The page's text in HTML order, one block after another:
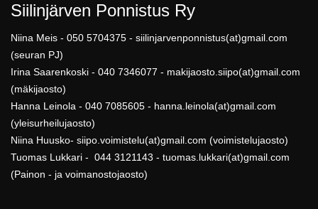
Siilinjärven Ponnistus Ry
Niina Meis - 050 5704375 - siilinjarvenponnistus(at)gmail.com
(seuran PJ)
Irina Saarenkoski - 040 7346077 - makijaosto.siipo(at)gmail.com
(mäkijaosto)
Hanna Leinola - 040 7085605 - hanna.leinola(at)gmail.com
(yleisurheilujaosto)
Niina Huusko- siipo.voimistelu(at)gmail.com (voimistelujaosto)
Tuomas Lukkari - 044 3121143 - tuomas.lukkari(at)gmail.com
(Painon - ja voimanostojaosto)